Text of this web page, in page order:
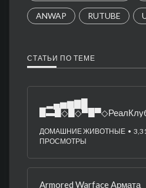
ANWAP RUTUBE
СТАТЬИ ПО ТЕМЕ
▁▂▄▅▆▇█
ДОМАШНИЕ ЖИВОТНЫЕ •
ПРОСМОТРЫ
⁣Armored Warface Армата